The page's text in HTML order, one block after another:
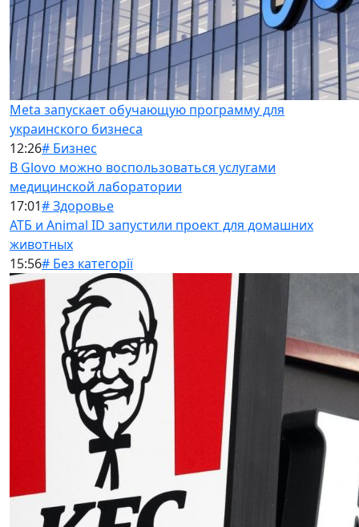
Meta запускает обучающую программу для
украинского бизнеса
12:26# Бизнес
В Glovo можно воспользоваться услугами
медицинской лаборатории
17:01# Здоровье
АТБ и Animal ID запустили проект для домашних
животных
15:56# Без категорії